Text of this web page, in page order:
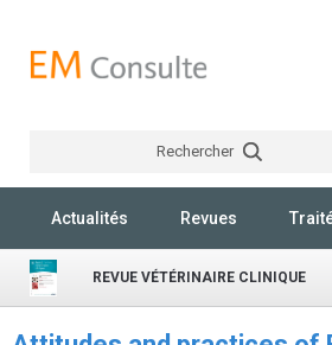
Rechercher
Actualités Revues
REVUE VÉTÉRINAIRE CLINIQUE